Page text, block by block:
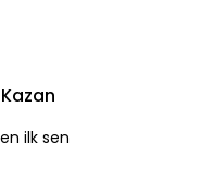
ilk sen